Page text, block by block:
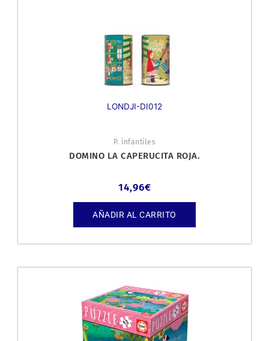
LONDJI-DI012
P. infantiles
DOMINO LA CAPERUCITA ROJA.
14,96€
AÑADIR AL CARRITO